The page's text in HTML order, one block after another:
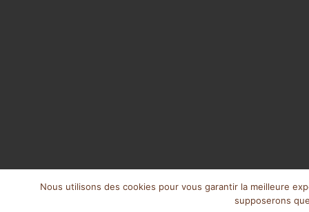
Nous utilisons des cookies pour vous garantir la meilleure
supposerons